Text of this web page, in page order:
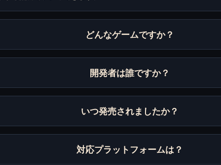
どんなゲームですか？
開発者は誰ですか？
いつ発売されましたか？
対応プラットフォームは？